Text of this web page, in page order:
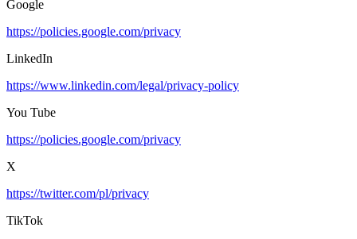
Google
https://policies.google.com/privacy
LinkedIn
https://www.linkedin.com/legal/privacy-policy
You Tube
https://policies.google.com/privacy
X
https://twitter.com/pl/privacy
TikTok